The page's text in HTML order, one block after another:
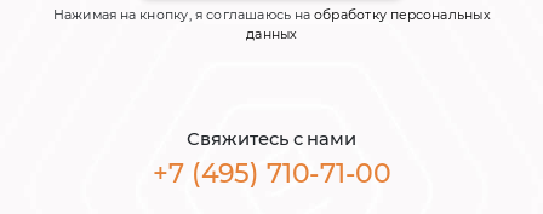
Нажимая на кнопку, я соглашаюсь наобработку персональных
данных
Свяжитесь с нами
+7 (495) 710-71-00